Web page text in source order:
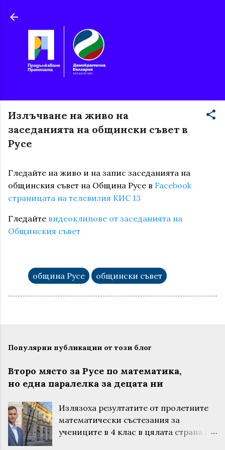
Излъчване на живо на
заседанията на общински съвет в
Русе
Гледайте на живо и на запис заседанията на
общинския съвет на Община Русе в Facebook
страницата на телевизия КИС 13
Гледайте видеоклипове от заседанията на
Общинския съвет
община Русе общински съвет
Популярни публикации от този блог
Второ място за Русе по математика,
но една паралелка за децата ни
Излязоха резултатите от пролетните
математически състезания за
учениците в 4 клас в цялата страна и